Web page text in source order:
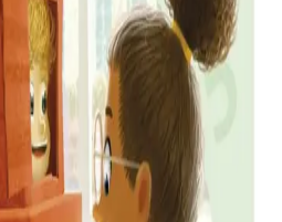
May-Else Nohr, 2020, Spiral